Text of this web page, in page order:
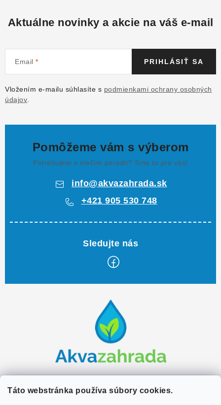
Táto webstránka používa súbory cookies.
Aktuálne novinky a akcie na váš e-mail
Email
Vložením e-mailu súhlasíte s podmienkami ochrany osobných
údajov
PRIHLÁSIŤ SA
Pomôžeme vám s výberom
Potrebujete s niečím poradiť? Sme tu pre vás!
info@akvazahrada.sk
+421 905 530 748
e
Zákaznícky servis